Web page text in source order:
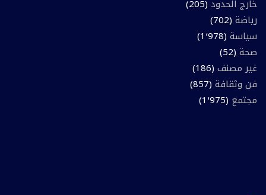
خارج الحدود (205)
رياضة (702)
سياسة (1٬978)
صحة (52)
غير مصنف (186)
فن وثقافة (857)
مجتمع (1٬975)